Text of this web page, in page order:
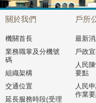
關於我們
機關首長
業務職掌及分機號
碼
組織架構
交通位置
延長服務時段(受理
戶所
最新
戶政
人民
要點
人民
作業